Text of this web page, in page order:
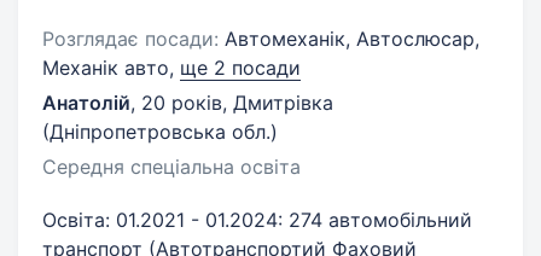
Розглядає посади: Автомеханік, Автослюсар,
Механік авто, ще 2 посади
Анатолій, 20 років, Дмитрівка
(Дніпропетровська обл.)
Середня спеціальна освіта
Освіта: 01.2021 - 01.2024: 274 автомобільний
транспорт (Автотранспортий Фаховий